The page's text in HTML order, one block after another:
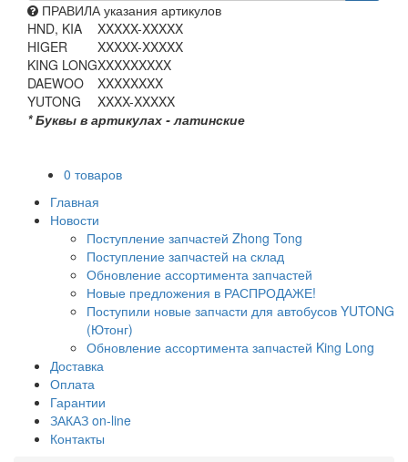
ПРАВИЛА указания артикулов
HND, KIA
XXXXX-XXXXX
HIGER
XXXXX-XXXXX
KING LONGXXXXXXXXX
DAEWOO
XXXXXXXX
YUTONG
XXXX-XXXXX
* Буквы в артикулах - латинские
0 товаров
Главная
Новости
Поступление запчастей Zhong Tong
Поступление запчастей на склад
Обновление ассортимента запчастей
Новые предложения в РАСПРОДАЖЕ!
Поступили новые запчасти для автобусов YUTONG
(Ютонг)
Обновление ассортимента запчастей King Long
Доставка
Оплата
Гарантии
ЗАКАЗ on-line
Контакты